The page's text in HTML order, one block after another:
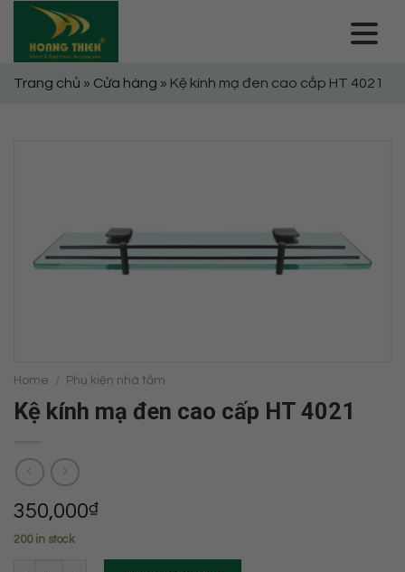
content
Trang chủ » Cửa hàng » Kệ kính mạ đen cao cấp HT 4021
Home / Phụ kiện nhà tắm
Kệ kính mạ đen cao cấp HT 4021
350,000₫
200 in stock
Kệ kính mạ đen cao cấp HT 4021 quantity